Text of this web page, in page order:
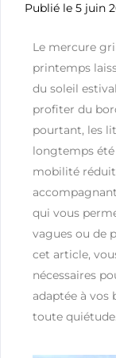
Publié le 5 juin
Le mercure
printemps
du soleil
profiter du
pourtant, les
longtemps été
mobilité
qui vous
vagues ou de
cet article,
nécessaires
adaptée à vos
toute quiétude.